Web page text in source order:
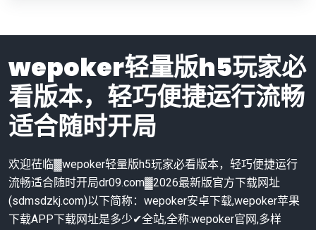
wepoker轻量版h5玩家必
看版本，轻巧便捷运行流畅
适合随时开局
欢迎莅临▓wepoker轻量版h5玩家必看版本，轻巧便捷运行
流畅适合随时开局dr09.com▓2026最新版官方下载网址
(sdmsdzkj.com)以下简称：wepoker安卓下载,wepoker苹果
下载APP下载网址是多少✔全站,全称:wepoker官网,多样